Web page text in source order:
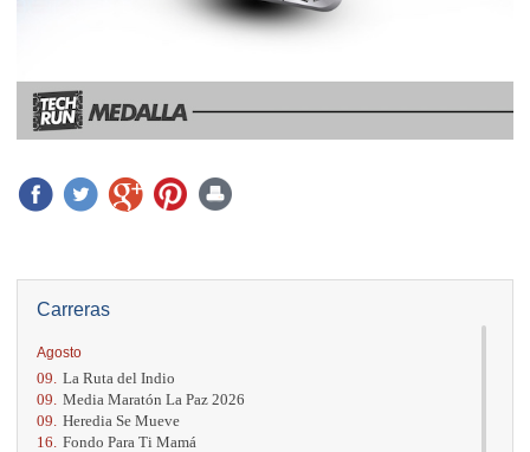
Carreras
Agosto
09. La Ruta del Indio
09. Media Maratón La Paz 2026
09. Heredia Se Mueve
16. Fondo Para Ti Mamá